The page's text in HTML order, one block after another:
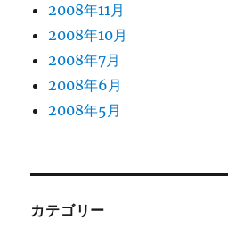
2008年11月
2008年10月
2008年7月
2008年6月
2008年5月
カテゴリー